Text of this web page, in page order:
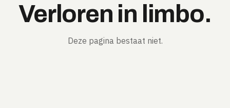
Verloren in limbo.
Deze pagina bestaat niet.